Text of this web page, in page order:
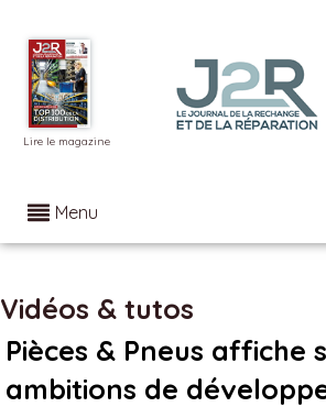
Lire le magazine
Menu
Vidéos & tutos
Pièces & Pneus affiche
ambitions de